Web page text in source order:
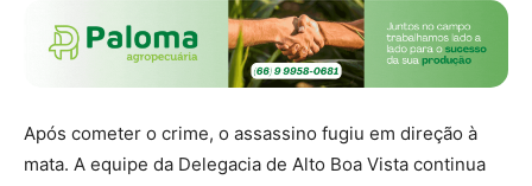
Após cometer o crime, o assassino fugiu em direção à
mata. A equipe da Delegacia de Alto Boa Vista continua